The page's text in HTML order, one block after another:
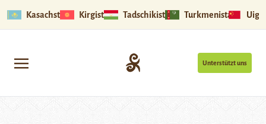
Kasachstan Kirgistan Tadschikistan Turkmenistan
Unterstützt uns